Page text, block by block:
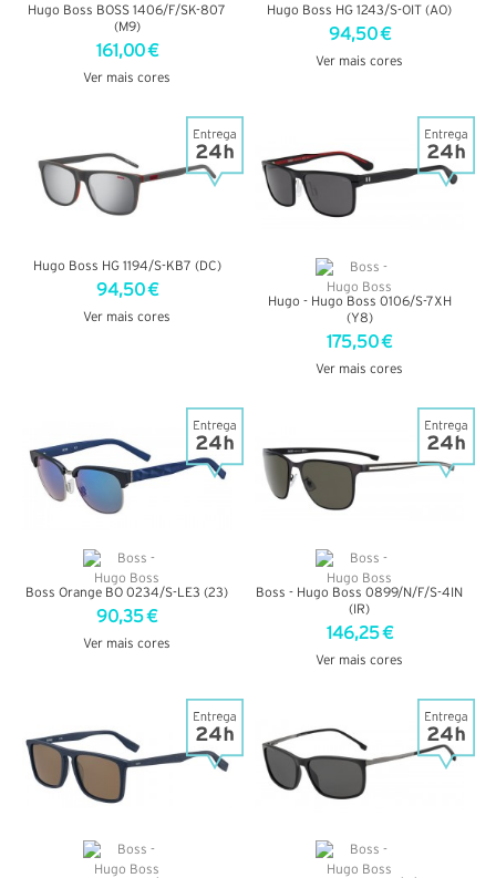
Hugo Boss BOSS 1406/F/SK-807
(M9)
161,00 €
Ver mais cores
Hugo Boss HG 1243/S-OIT (AO)
94,50 €
Ver mais cores
Hugo Boss HG 1194/S-KB7 (DC)
94,50 €
Ver mais cores
Hugo - Hugo Boss 0106/S-7XH
(Y8)
175,50 €
Ver mais cores
Boss Orange BO 0234/S-LE3 (23)
90,35 €
Ver mais cores
Boss - Hugo Boss 0899/N/F/S-4IN
(IR)
146,25 €
Ver mais cores